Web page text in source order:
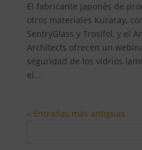
El fabricante japonés de
otros materiales Kuraray,
SentryGlass y Trosifol, y el
Architects ofrecen un
seguridad de los vidrios
el...
« Entradas más antiguas